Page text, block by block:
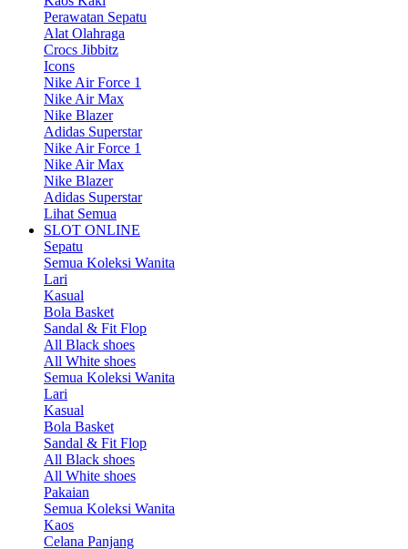
Perawatan Sepatu
Alat Olahraga
Crocs Jibbitz
Icons
Nike Air Force 1
Nike Air Max
Nike Blazer
Adidas Superstar
Nike Air Force 1
Nike Air Max
Nike Blazer
Adidas Superstar
Lihat Semua
SLOT ONLINE
Sepatu
Semua Koleksi Wanita
Lari
Kasual
Bola Basket
Sandal & Fit Flop
All Black shoes
All White shoes
Semua Koleksi Wanita
Lari
Kasual
Bola Basket
Sandal & Fit Flop
All Black shoes
All White shoes
Pakaian
Semua Koleksi Wanita
Kaos
Celana Panjang